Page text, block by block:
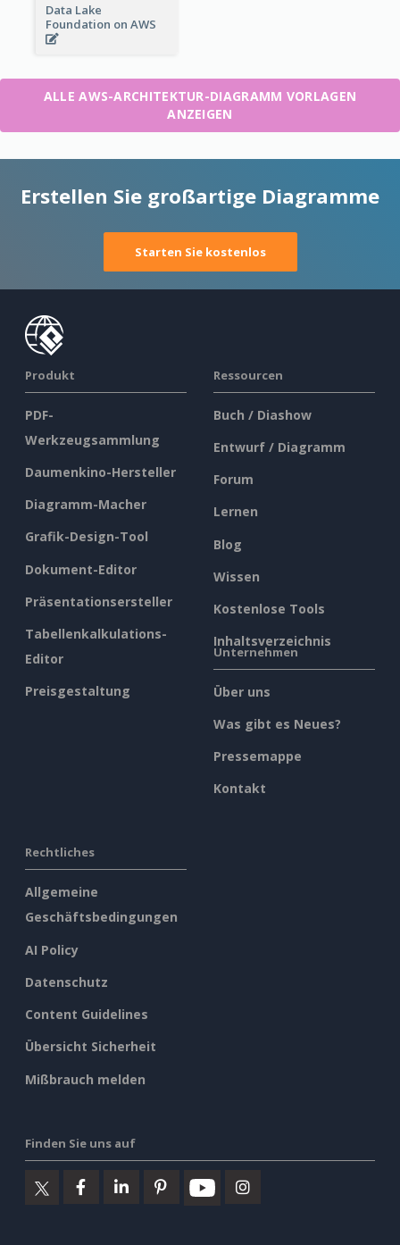
Data Lake
Foundation on AWS
ALLE AWS-ARCHITEKTUR-DIAGRAMM VORLAGEN
ANZEIGEN
Erstellen Sie großartige Diagramme
Starten Sie kostenlos
Produkt
PDF-
Werkzeugsammlung
Daumenkino-Hersteller
Diagramm-Macher
Grafik-Design-Tool
Dokument-Editor
Präsentationsersteller
Tabellenkalkulations-
Editor
Preisgestaltung
Ressourcen
Buch / Diashow
Entwurf / Diagramm
Forum
Lernen
Blog
Wissen
Kostenlose Tools
Inhaltsverzeichnis
Unternehmen
Über uns
Was gibt es Neues?
Pressemappe
Kontakt
Rechtliches
Allgemeine
Geschäftsbedingungen
AI Policy
Datenschutz
Content Guidelines
Übersicht Sicherheit
Mißbrauch melden
Finden Sie uns auf